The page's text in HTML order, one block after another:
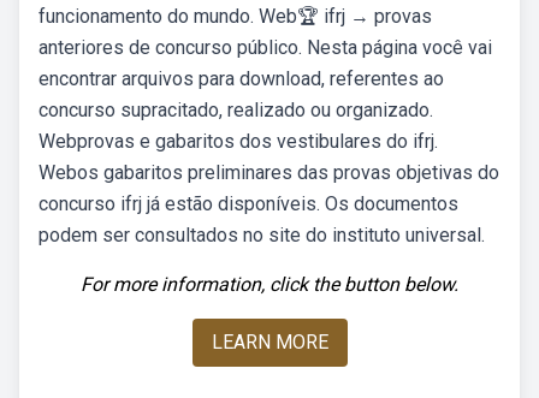
funcionamento do mundo. Web🏆 ifrj → provas
anteriores de concurso público. Nesta página você vai
encontrar arquivos para download, referentes ao
concurso supracitado, realizado ou organizado.
Webprovas e gabaritos dos vestibulares do ifrj.
Webos gabaritos preliminares das provas objetivas do
concurso ifrj já estão disponíveis. Os documentos
podem ser consultados no site do instituto universal.
For more information, click the button below.
LEARN MORE